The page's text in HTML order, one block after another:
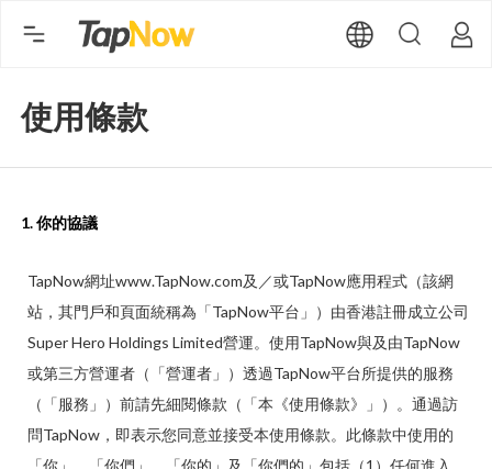
使用條款
1. 你的協議
TapNow網址www.TapNow.com及／或TapNow應用程式（該網
站，其門戶和頁面統稱為「TapNow平台」）由香港註冊成立公司
Super Hero Holdings Limited營運。使用TapNow與及由TapNow
或第三方營運者（「營運者」）透過TapNow平台所提供的服務
（「服務」）前請先細閱條款（「本《使用條款》」）。通過訪
問TapNow，即表示您同意並接受本使用條款。此條款中使用的